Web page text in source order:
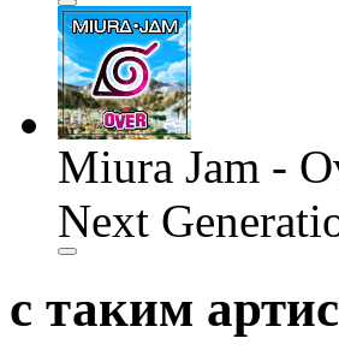
Miura Jam -
Next
с таким